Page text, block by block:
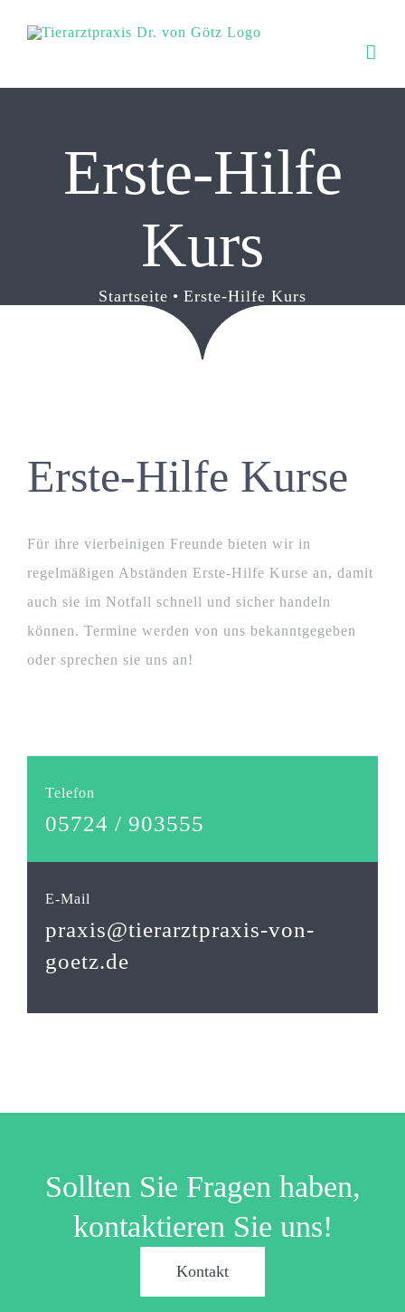
Inhalt
Erste-Hilfe
Kurs
Startseite Erste-Hilfe Kurs
Erste-Hilfe Kurse
Für ihre vierbeinigen Freunde bieten wir in
regelmäßigen Abständen Erste-Hilfe Kurse an, damit
auch sie im Notfall schnell und sicher handeln
können. Termine werden von uns bekanntgegeben
oder sprechen sie uns an!
Telefon
05724 / 903555
E-Mail
praxis@tierarztpraxis-von-
goetz.de
Sollten Sie Fragen haben,
kontaktieren Sie uns!
Kontakt